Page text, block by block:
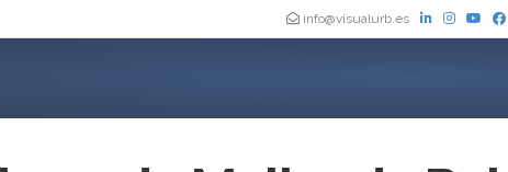
info@visualurb.es